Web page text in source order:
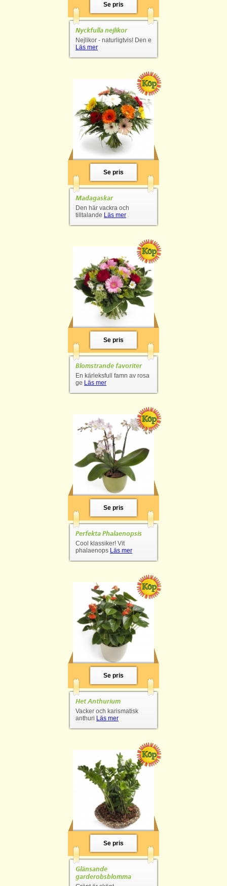
Se pris
Nyckfulla nejlikor
Nejlikor - naturligtvis! Den e
Läs mer
Se pris
Madagaskar
Den här vackra och
tilltalande Läs mer
Se pris
Blomstrande favoriter
En kärleksfull famn av rosa
ge Läs mer
Se pris
Perfekta Phalaenopsis
Cool klassiker! Vit
phalaenops Läs mer
Se pris
Het Anthurium
Vacker och karismatisk
anthuri Läs mer
Se pris
Glänsande
garderobsblomma